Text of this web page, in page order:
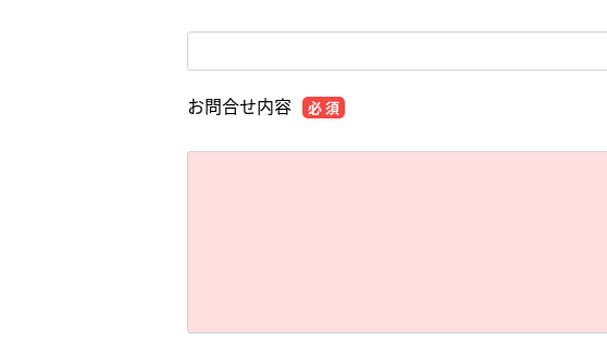
お問合せ内容 必 須